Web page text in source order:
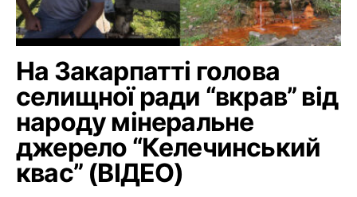
На Закарпатті голова
селищної ради “вкрав” від
народу мінеральне
джерело “Келечинський
квас” (ВІДЕО)